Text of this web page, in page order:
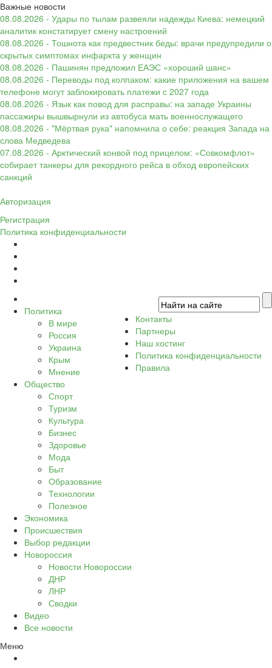
Важные новости
08.08.2026 - Удары по тылам развеяли надежды Киева: немецкий
аналитик констатирует смену настроений
08.08.2026 - Тошнота как предвестник беды: врачи предупредили о
скрытых симптомах инфаркта у женщин
08.08.2026 - Пашинян предложил ЕАЭС «хороший шанс»
08.08.2026 - Переводы под колпаком: какие приложения на вашем
телефоне могут заблокировать платежи с 2027 года
08.08.2026 - Язык как повод для расправы: на западе Украины
пассажиры вышвырнули из автобуса мать военнослужащего
08.08.2026 - "Мёртвая рука" напомнила о себе: реакция Запада на
слова Медведева
07.08.2026 - Арктический конвой под прицелом: «Совкомфлот»
собирает танкеры для рекордного рейса в обход европейских
санкций
Авторизация
Регистрация
Политика конфиденциальности
Политика
В мире
Россия
Украина
Крым
Мнение
Общество
Спорт
Туризм
Культура
Бизнес
Здоровье
Мода
Быт
Образование
Технологии
Полезное
Экономика
Происшествия
Выбор редакции
Новороссия
Новости Новороссии
ДНР
ЛНР
Сводки
Видео
Все новости
Меню
Контакты
Партнеры
Наш хостинг
Политика конфиденциальности
Правила